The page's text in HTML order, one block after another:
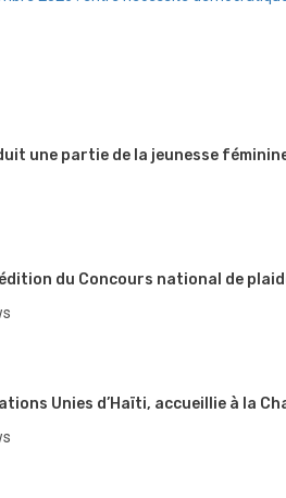
une partie de la jeunesse
du Concours national de
Unies d’Haïti, accueillie à la